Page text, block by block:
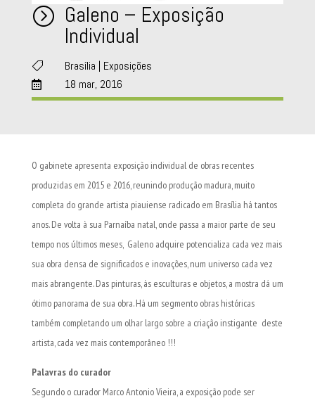
= Galeno – Exposição
Individual
 Brasília | Exposições
 18 mar, 2016
O gabinete apresenta exposição individual de obras recentes
produzidas em 2015 e 2016, reunindo produção madura, muito
completa do grande artista piauiense radicado em Brasília há tantos
anos. De volta à sua Parnaíba natal, onde passa a maior parte de seu
tempo nos últimos meses, Galeno adquire potencializa cada vez mais
sua obra densa de significados e inovações, num universo cada vez
mais abrangente. Das pinturas, às esculturas e objetos, a mostra dá um
ótimo panorama de sua obra. Há um segmento obras históricas
também completando um olhar largo sobre a criação instigante deste
artista, cada vez mais contemporâneo !!!
Palavras do curador
Segundo o curador Marco Antonio Vieira, a exposição pode ser